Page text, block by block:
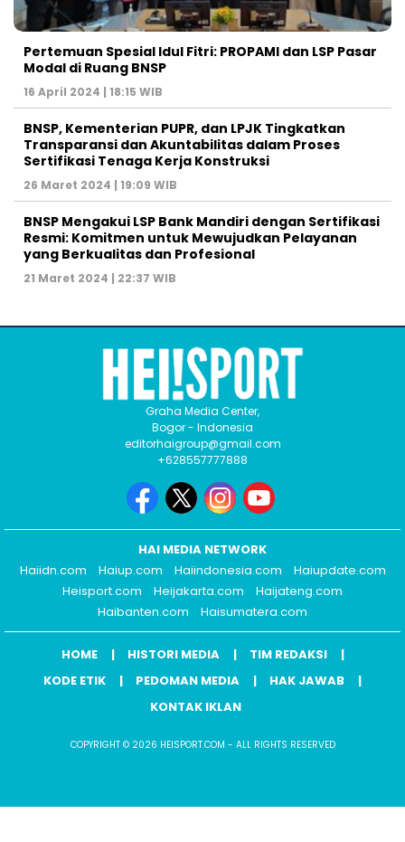
Pertemuan Spesial Idul Fitri: PROPAMI dan LSP Pasar
Modal di Ruang BNSP
16 April 2024 | 18:15 WIB
BNSP, Kementerian PUPR, dan LPJK Tingkatkan
Transparansi dan Akuntabilitas dalam Proses
Sertifikasi Tenaga Kerja Konstruksi
26 Maret 2024 | 19:09 WIB
BNSP Mengakui LSP Bank Mandiri dengan Sertifikasi
Resmi: Komitmen untuk Mewujudkan Pelayanan
yang Berkualitas dan Profesional
21 Maret 2024 | 22:37 WIB
Graha Media Center,
Bogor - Indonesia
editorhaigroup@gmail.com
+628557777888
HAI MEDIA NETWORK
Haiidn.com
Haiup.com Haiindonesia.com
Haiupdate.com
Heisport.com
Heijakarta.com
Haijateng.com
Haibanten.com
Haisumatera.com
HOME HISTORI MEDIA
TIM REDAKSI
KODE ETIK
PEDOMAN MEDIA
HAK JAWAB
KONTAK IKLAN
COPYRIGHT © 2026 HEISPORT.COM - ALL RIGHTS RESERVED